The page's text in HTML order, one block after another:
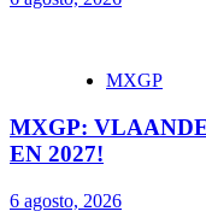
MXGP
MXGP:
EN 2027!
6 agosto, 2026